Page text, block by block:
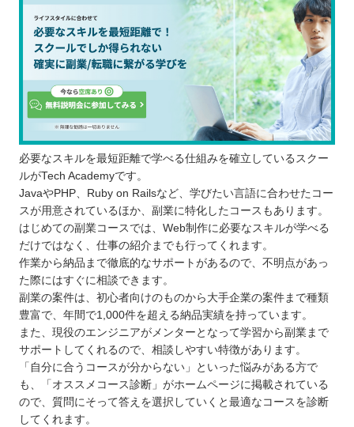
必要なスキルを最短距離で学べる仕組みを確立しているスクー
ルがTech Academyです。
JavaやPHP、Ruby on Railsなど、学びたい言語に合わせたコー
スが用意されているほか、副業に特化したコースもあります。
はじめての副業コースでは、Web制作に必要なスキルが学べる
だけではなく、仕事の紹介までも行ってくれます。
作業から納品まで徹底的なサポートがあるので、不明点があっ
た際にはすぐに相談できます。
副業の案件は、初心者向けのものから大手企業の案件まで種類
豊富で、年間で1,000件を超える納品実績を持っています。
また、現役のエンジニアがメンターとなって学習から副業まで
サポートしてくれるので、相談しやすい特徴があります。
「自分に合うコースが分からない」といった悩みがある方で
も、「オススメコース診断」がホームページに掲載されている
ので、質問にそって答えを選択していくと最適なコースを診断
してくれます。